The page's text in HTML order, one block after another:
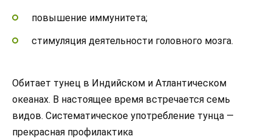
повышение иммунитета;
стимуляция деятельности головного мозга.
Обитает тунец в Индийском и Атлантическом
океанах. В настоящее время встречается семь
видов. Систематическое употребление тунца —
прекрасная профилактика